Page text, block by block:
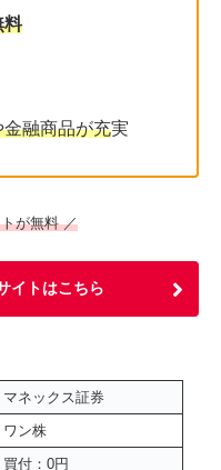
料
融商品が充実
が無料 ／
イトはこちら
マネックス証券
ワン株
買付：0円